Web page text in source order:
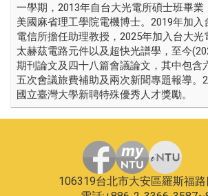
一學期，2013年自台大光電所碩士班畢業
美國麻省理工學院電機博士。2019年加入
電信所擔任助理教授，2025年加入台大光
太赫茲電路元件以及超快光譜學，至今
期刊論文及四十八篇會議論文，其中包含
五次會議旅費補助及兩次新聞專題報導。
國立臺灣大學新聘特殊優秀人才獎勵。
106319台北市大安區羅斯福